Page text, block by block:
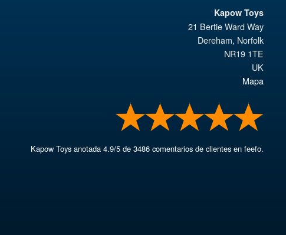
Kapow Toys
21 Bertie Ward Way
Dereham, Norfolk
NR19 1TE
UK
Mapa
Kapow Toys anotada4.9/5 de3486 comentarios de clientes en feefo.